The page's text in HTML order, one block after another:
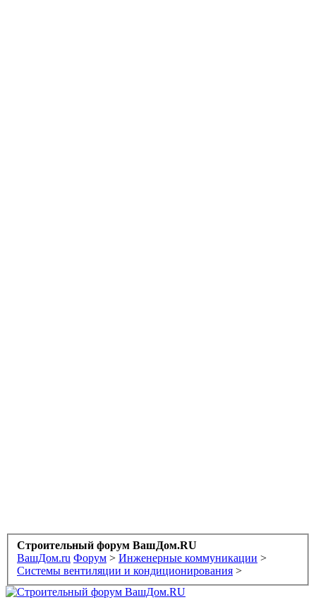
Строительный форум ВашДом.RU
ВашДом.ru Форум > Инженерные коммуникации >
Системы вентиляции и кондиционирования >